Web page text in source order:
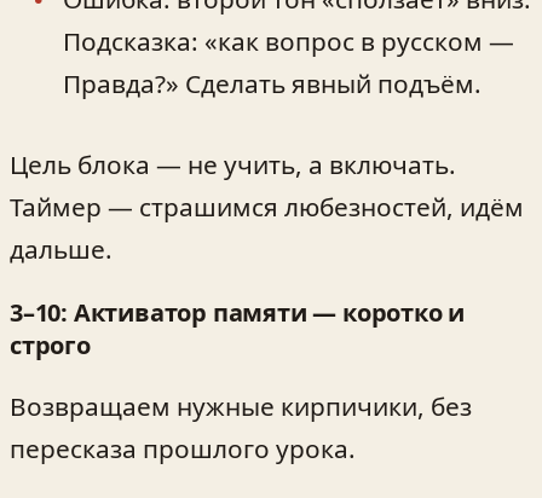
Подсказка: «как вопрос в русском —
Правда?» Сделать явный подъём.
Цель блока — не учить, а включать.
Таймер — страшимся любезностей, идём
дальше.
3–10: Активатор памяти — коротко и
строго
Возвращаем нужные кирпичики, без
пересказа прошлого урока.